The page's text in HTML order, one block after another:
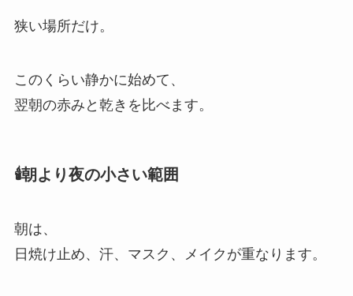
狭い場所だけ。
このくらい静かに始めて、
翌朝の赤みと乾きを比べます。
🕯️朝より夜の小さい範囲
朝は、
日焼け止め、汗、マスク、メイクが重なります。